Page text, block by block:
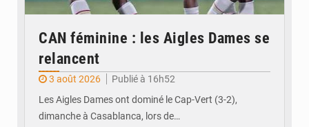
CAN féminine : les Aigles Dames se
relancent
3 août 2026
Publié à 16h52
Les Aigles Dames ont dominé le Cap-Vert (3-2),
dimanche à Casablanca, lors de…